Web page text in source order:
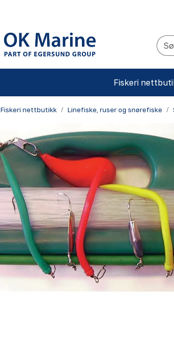
Fiskeri
Fiskeri nettbutikk Linefiske, ruser og snørefiske